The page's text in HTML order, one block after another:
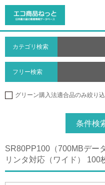
カテゴリ検索
フリー検索
グリーン購入法適合品のみ絞り
条件検
SR80PP100（700MBデー
リンタ対応（ワイド） 100